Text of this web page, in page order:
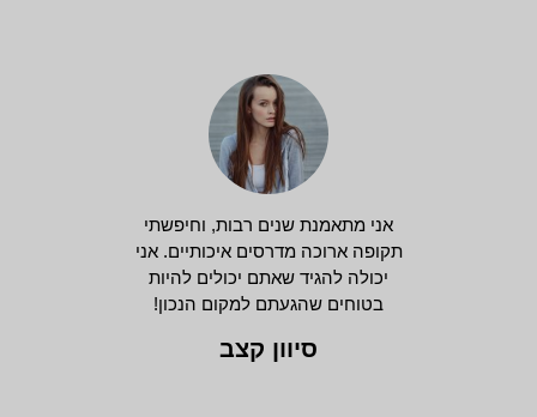
אני מתאמנת שנים רבות, וחיפשתי
תקופה ארוכה מדרסים איכותיים. אני
יכולה להגיד שאתם יכולים להיות
בטוחים שהגעתם למקום הנכון!
סיוון קצב